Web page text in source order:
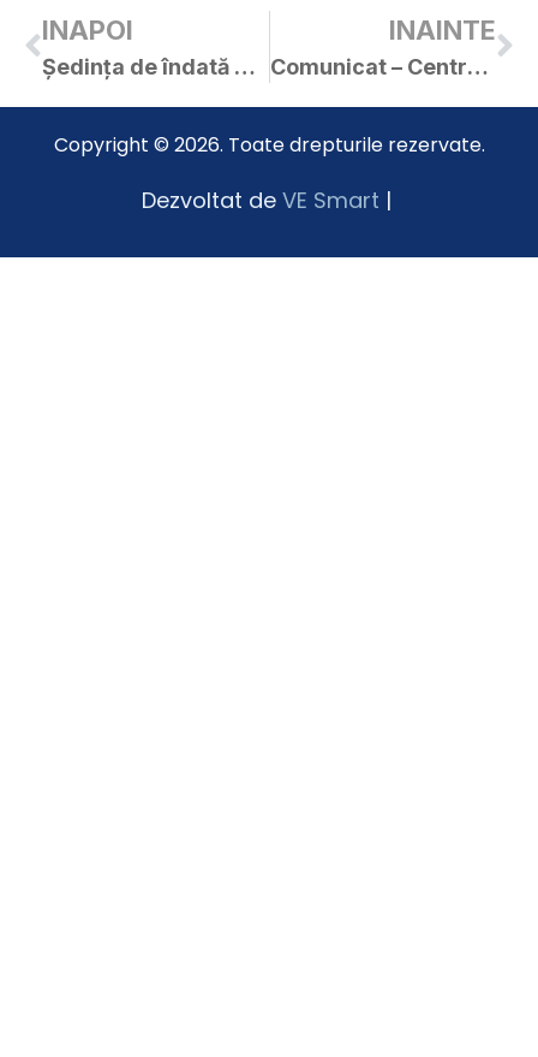
INAPOI
Ședința de îndată a C.L. Curtici din data de 15.05.2024
INAINTE
Comunicat – Centrul Militar Județean Arad
Copyright © 2026. Toate drepturile rezervate.
Dezvoltat de VE Smart |